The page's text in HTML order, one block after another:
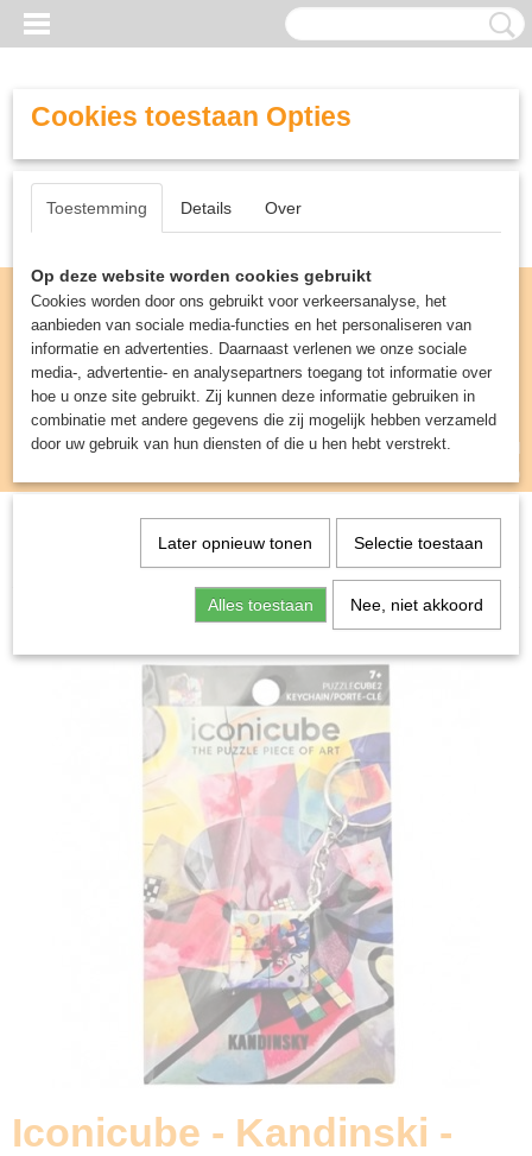
Inloggen Registreren
UW WINKELWAGEN
(0)
Spellen & Puzzels> Iconicube - Kandinski -
PC2K - Breinbreker
Iconicube - Kandinski -
Cookies toestaan Opties
Toestemming Details Over
Op deze website worden cookies gebruikt
Cookies worden door ons gebruikt voor verkeersanalyse, het
aanbieden van sociale media-functies en het personaliseren van
informatie en advertenties. Daarnaast verlenen we onze sociale
media-, advertentie- en analysepartners toegang tot informatie over
hoe u onze site gebruikt. Zij kunnen deze informatie gebruiken in
combinatie met andere gegevens die zij mogelijk hebben verzameld
door uw gebruik van hun diensten of die u hen hebt verstrekt.
Later opnieuw tonen Selectie toestaan
Alles toestaan Nee, niet akkoord